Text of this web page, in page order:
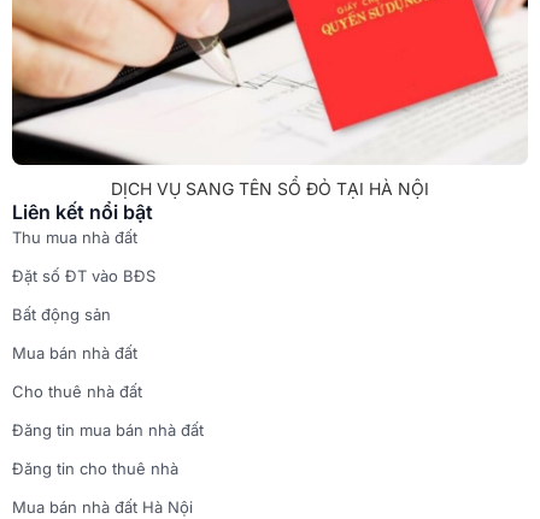
DỊCH VỤ SANG TÊN SỔ ĐỎ TẠI HÀ NỘI
Liên kết nổi bật
Thu mua nhà đất
Đặt số ĐT vào BĐS
Bất động sản
Mua bán nhà đất
Cho thuê nhà đất
Đăng tin mua bán nhà đất
Đăng tin cho thuê nhà
Mua bán nhà đất Hà Nội